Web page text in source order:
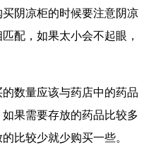
阴凉柜的时候要注意阴凉
配，如果太小会不起眼，
数量应该与药店中的药品
果需要存放的药品比较多
比较少就少购买一些。